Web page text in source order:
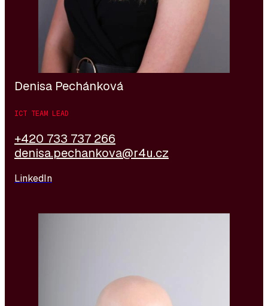
Denisa Pechánková
ICT TEAM LEAD
+420 733 737 266
denisa.pechankova@r4u.cz
LinkedIn
Positionen in Produktionsunternehmen. Er
spezialisiert sich auf Projekte für den Maschinenbau,